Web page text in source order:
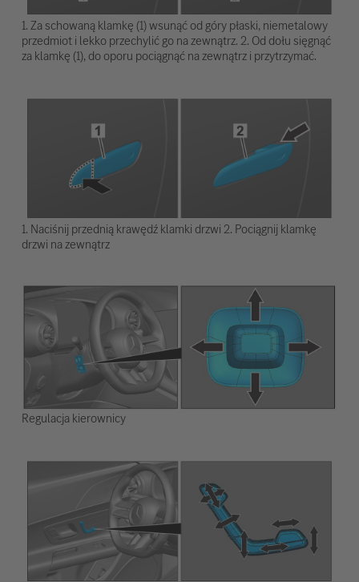
1. Za schowaną klamkę (1) wsunąć od góry płaski, niemetalowy
przedmiot i lekko przechylić go na zewnątrz. 2. Od dołu sięgnąć
za klamkę (1), do oporu pociągnąć na zewnątrz i przytrzymać.
1. Naciśnij przednią krawędź klamki drzwi 2. Pociągnij klamkę
drzwi na zewnątrz
Regulacja kierownicy